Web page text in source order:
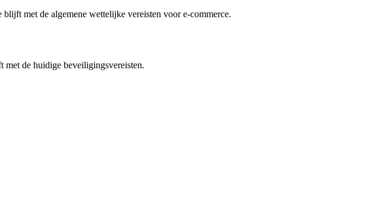
met de algemene wettelijke vereisten voor e-commerce.
met de huidige beveiligingsvereisten.